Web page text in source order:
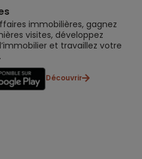
immobilières, gagnez
visites, développez
et travaillez votre
Découvrir